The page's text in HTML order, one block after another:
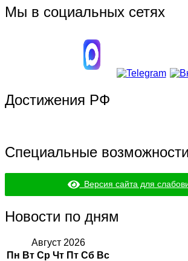
Мы в социальных сетях
Достижения РФ
Специальные возможности
Версия сайта для
Новости по дням
Август 2026
Пн Вт Ср Чт Пт Сб Вс